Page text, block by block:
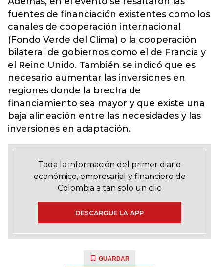
fuentes de financiación existentes como los
canales de cooperación internacional
(Fondo Verde del Clima) o la cooperación
bilateral de gobiernos como el de Francia y
el Reino Unido. También se indicó que es
necesario aumentar las inversiones en
regiones donde la brecha de
financiamiento sea mayor y que existe una
baja alineación entre las necesidades y las
inversiones en adaptación.
Toda la información del primer diario
económico, empresarial y financiero de
Colombia a tan solo un clic
DESCARGUE LA APP
GUARDAR